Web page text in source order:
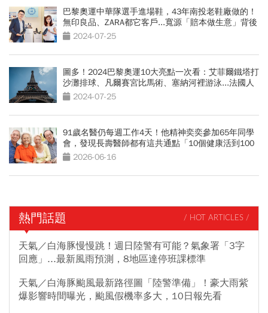
巴黎奧運中華隊選手進場鞋，43年南投老鞋廠做的！
無印良品、ZARA都它客戶...寬源「賠本做生意」背後
轉型大計
2024-07-25
圖多！2024巴黎奧運10大亮點一次看：艾菲爾鐵塔打
沙灘排球、凡爾賽宮比馬術、塞納河裡游泳...法國人
太狂了
2024-07-25
91歲名醫仍每週工作4天！他精神奕奕參加65年同學
會，發現長壽醫師都有這共通點「10個健康活到100
歲秘訣」
2026-06-16
熱門話題 / HOT ARTICLES /
天氣／白海豚慢慢跳！週日陸警有可能？氣象署「3字
回應」...最新風雨預測，8地區達停班課標準
天氣／白海豚颱風最新路徑圖「陸警準備」！豪大雨紫
爆影響時間曝光，颱風假機率多大，10日報先看